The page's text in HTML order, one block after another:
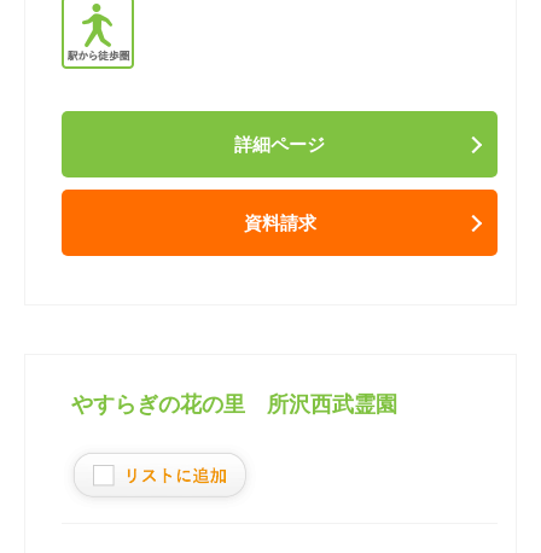
詳細ページ
資料請求
やすらぎの花の里 所沢西武霊園